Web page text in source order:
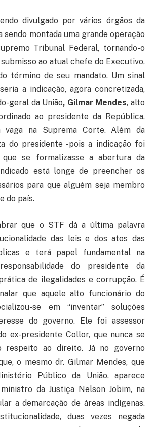
divulgado por vários órgãos da
sendo montada uma grande operação
Tribunal Federal, tornando-o
ao atual chefe do Executivo,
término de seu mandato. Um sinal
a indicação, agora concretizada,
geral da União, Gilmar Mendes, alto
ao presidente da República,
vaga na Suprema Corte. Além da
do presidente -pois a indicação foi
que se formalizasse a abertura da
está longe de preencher os
para que alguém seja membro
do país.
que o STF dá a última palavra
das leis e dos atos das
e terá papel fundamental na
do presidente da
de ilegalidades e corrupção. É
que aquele alto funcionário do
se em “inventar” soluções
do governo. Ele foi assessor
ex-presidente Collor, que nunca se
respeito ao direito. Já no governo
o mesmo dr. Gilmar Mendes, que
Público da União, aparece
da Justiça Nelson Jobim, na
a demarcação de áreas indígenas.
duas vezes negada